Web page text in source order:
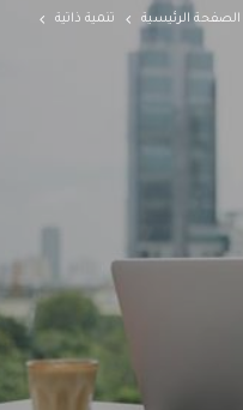
الصفحة الرئيسية تنمية ذاتية